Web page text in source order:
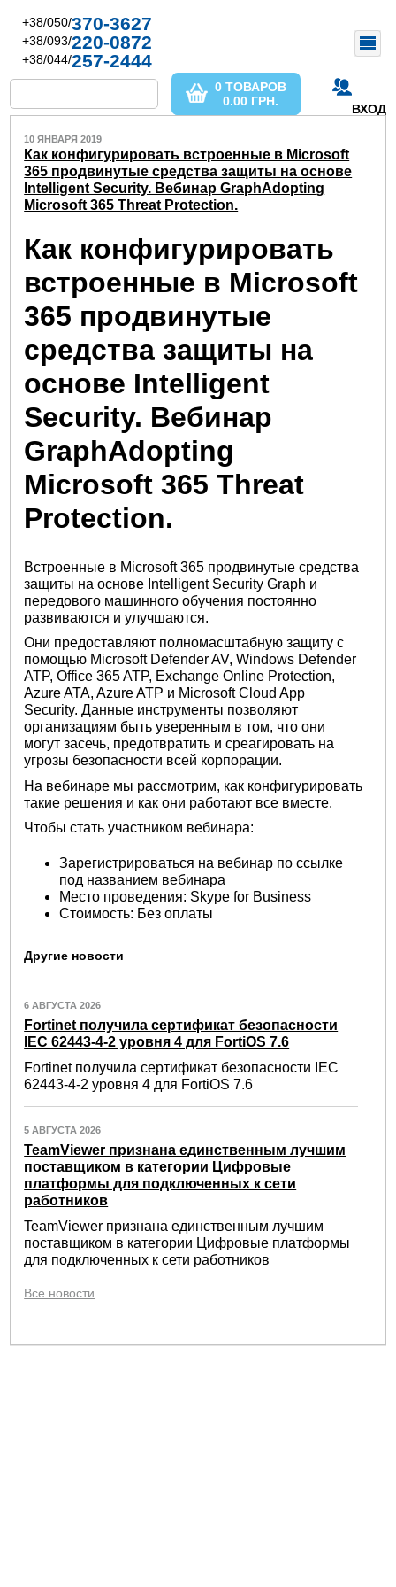
+38/050/370-3627
+38/093/220-0872
+38/044/257-2444
ВХОД
0 ТОВАРОВ
0.00 ГРН.
10 ЯНВАРЯ 2019
Как конфигурировать встроенные в Microsoft
365 продвинутые средства защиты на основе
Intelligent Security. Вебинар GraphАdopting
Microsoft 365 Threat Protection.
Как конфигурировать
встроенные в Microsoft
365 продвинутые
средства защиты на
основе Intelligent
Security. Вебинар
GraphАdopting
Microsoft 365 Threat
Protection.
Встроенные в Microsoft 365 продвинутые средства
защиты на основе Intelligent Security Graph и
передового машинного обучения постоянно
развиваются и улучшаются.
Они предоставляют полномасштабную защиту с
помощью Microsoft Defender AV, Windows Defender
ATP, Office 365 ATP, Exchange Online Protection,
Azure ATA, Azure ATP и Microsoft Cloud App
Security. Данные инструменты позволяют
организациям быть уверенным в том, что они
могут засечь, предотвратить и среагировать на
угрозы безопасности всей корпорации.
На вебинаре мы рассмотрим, как конфигурировать
такие решения и как они работают все вместе.
Чтобы стать участником вебинара:
Зарегистрироваться на вебинар по ссылке
под названием вебинара
Место проведения: Skype for Business
Стоимость: Без оплаты
Другие новости
6 АВГУСТА 2026
Fortinet получила сертификат безопасности
IEC 62443-4-2 уровня 4 для FortiOS 7.6
Fortinet получила сертификат безопасности IEC
62443-4-2 уровня 4 для FortiOS 7.6
5 АВГУСТА 2026
TeamViewer признана единственным лучшим
поставщиком в категории Цифровые
платформы для подключенных к сети
работников
TeamViewer признана единственным лучшим
поставщиком в категории Цифровые платформы
для подключенных к сети работников
Все новости